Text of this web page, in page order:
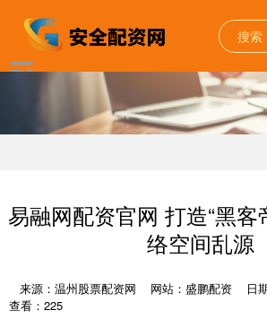
易融网配资官网 打造“黑客
络空间乱源
来源：温州股票配资网 网站：盛鹏配资
日
查看：225